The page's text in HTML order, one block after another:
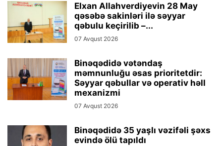
Elxan Allahverdiyevin 28 May
qəsəbə sakinləri ilə səyyar
qəbulu keçirilib –...
07 Avqust 2026
Binəqədidə vətəndaş
məmnunluğu əsas prioritetdir:
Səyyar qəbullar və operativ həll
mexanizmi
07 Avqust 2026
Binəqədidə 35 yaşlı vəzifəli şəxs
evində ölü tapıldı